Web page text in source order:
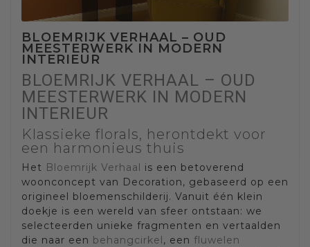
BLOEMRIJK VERHAAL – OUD
MEESTERWERK IN MODERN
INTERIEUR
BLOEMRIJK VERHAAL – OUD
MEESTERWERK IN MODERN
INTERIEUR
Klassieke florals, herontdekt voor
een harmonieus thuis
Het Bloemrijk Verhaal is een betoverend
woonconcept van Decoration, gebaseerd op een
origineel bloemenschilderij. Vanuit één klein
doekje is een wereld van sfeer ontstaan: we
selecteerden unieke fragmenten en vertaalden
die naar een behangcirkel, een fluwelen